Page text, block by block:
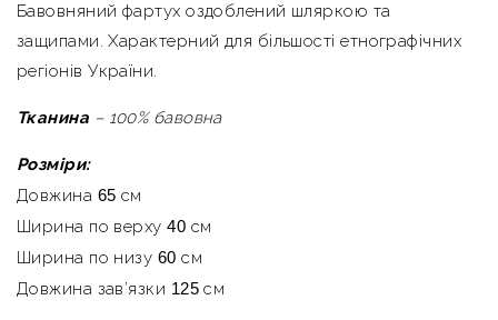
Бавовняний фартух оздоблений шляркою та
защипами. Характерний для більшості етнографічних
регіонів України.
Тканина – 100% бавовна
Розміри:
Довжина 65 см
Ширина по верху40 см
Ширина по низу 60 см
Довжина зав’язки 125 см